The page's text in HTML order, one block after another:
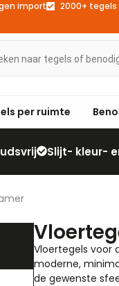
import 2000+ tegels
per ruimte
Slijt- kleur-
Vloertegels voor
moderne,
de gewenste